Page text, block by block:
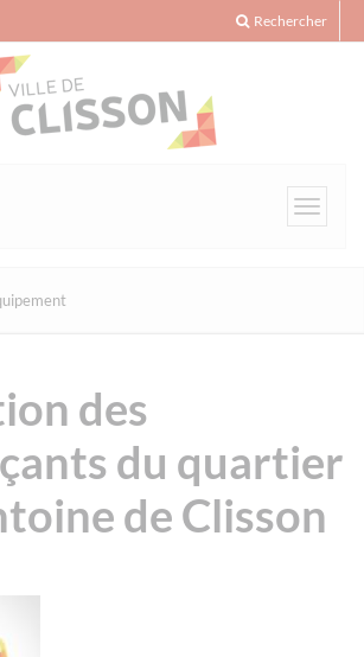
Rechercher
Toggle
des
du quartier
de Clisson
cookies